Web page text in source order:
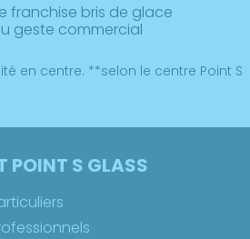
franchise bris de glace
geste commercial
en centre. **selon le centre Point S
POINT S GLASS